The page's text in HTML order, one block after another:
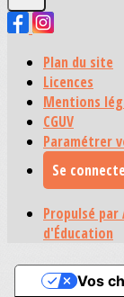
Plan du site
Licences
Mentions
CGUV
Paramétrer
Se
Propulsé
d'Éducation
Vos